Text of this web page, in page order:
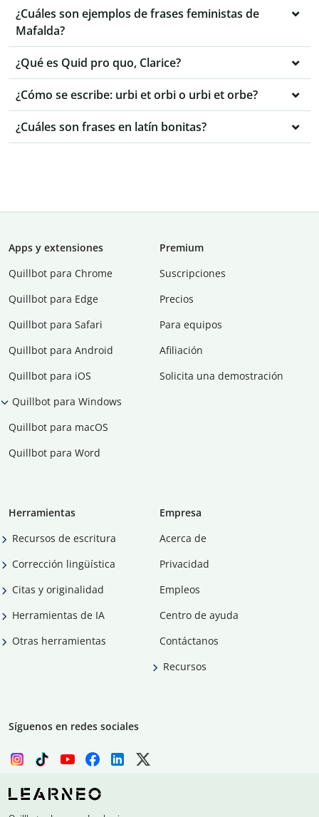
¿Cuáles son ejemplos de frases feministas de
Mafalda?
¿Qué es Quid pro quo, Clarice?
¿Cómo se escribe: urbi et orbi o urbi et orbe?
¿Cuáles son frases en latín bonitas?
Apps y extensiones
Quillbot para Chrome
Quillbot para Edge
Quillbot para Safari
Quillbot para Android
Quillbot para iOS
Quillbot para Windows
Quillbot para macOS
Quillbot para Word
Premium
Suscripciones
Precios
Para equipos
Afiliación
Solicita una demostración
Herramientas
Recursos de escritura
Corrección lingüística
Citas y originalidad
Herramientas de IA
Otras herramientas
Empresa
Acerca de
Privacidad
Empleos
Centro de ayuda
Contáctanos
Recursos
Síguenos en redes sociales